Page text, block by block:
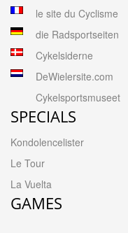
le site du Cyclisme
die Radsportseiten
Cykelsiderne
DeWielersite.com
Cykelsportsmuseet
SPECIALS
Kondolencelister
Le Tour
La Vuelta
GAMES